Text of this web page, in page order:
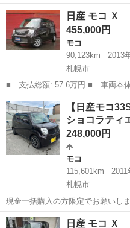
数 ☆第1位☆ ◎北海道自社ローン受付数 ☆第1位☆ ◎
北海道自社ローン審査可決率 ...
北海道 札幌市 モコ
日産 モコ Ｘ
455,000円
モコ
90,123km
2013
札幌市
■ 支払総額: 57.6万円 ■ 車両本体価格： 455,000 円 ■ メーカー
名： 日産 ■ 車種名： モコ ■
排気量： 660cc ■ ドア枚数：
北海道 札幌市 モコ
【日産モコ
ショコラティ
248,000円
モコ
115,601km
2011
札幌市
現金一括購入の方限定でお願いし
全て買い主様の方でしていただきます。 ☆車検令和8年
で) ☆eclipse AVN-Z01カーナビ付
北海道 札幌市 モコ
日産 モコ Ｘ